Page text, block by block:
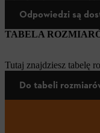
Odpowiedzi są
TABELA
Tutaj znajdziesz tabelę
Do tabeli